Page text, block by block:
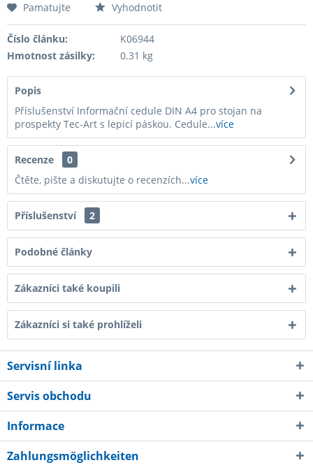
Pamatujte Vyhodnotit
Číslo článku:
K06944
Hmotnost zásilky:
0.31 kg
Popis
Příslušenství Informační cedule DIN A4 pro stojan na
prospekty Tec-Art s lepicí páskou. Cedule...více
Recenze
0
Čtěte, pište a diskutujte o recenzích...více
Příslušenství 2
Podobné články
Zákazníci také koupili
Zákazníci si také prohlíželi
Servisní linka
Servis obchodu
Informace
Zahlungsmöglichkeiten